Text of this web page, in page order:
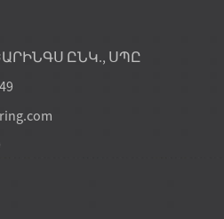
ԸՆԿ., ՍՊԸ